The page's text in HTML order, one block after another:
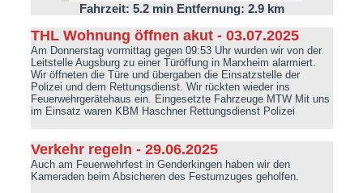
Fahrzeit: 5.2 min Entfernung: 2.9 km
THL Wohnung öffnen akut - 03.07.2025
Am Donnerstag vormittag gegen 09:53 Uhr wurden wir von der
Leitstelle Augsburg zu einer Türöffung in Marxheim alarmiert.
Wir öffneten die Türe und übergaben die Einsatzstelle der
Polizei und dem Rettungsdienst. Wir rückten wieder ins
Feuerwehrgerätehaus ein. Eingesetzte Fahrzeuge MTW Mit uns
im Einsatz waren KBM Haschner Rettungsdienst Polizei
Verkehr regeln - 29.06.2025
Auch am Feuerwehrfest in Genderkingen haben wir den
Kameraden beim Absicheren des Festumzuges geholfen.